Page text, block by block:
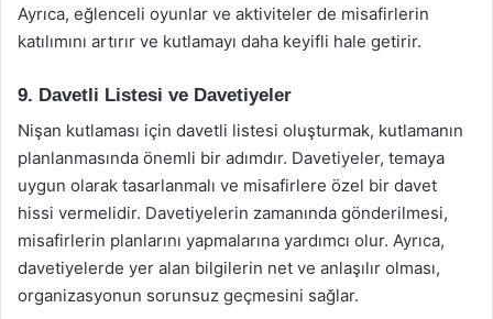
Ayrıca, eğlenceli oyunlar ve aktiviteler de misafirlerin
katılımını artırır ve kutlamayı daha keyifli hale getirir.
9. Davetli Listesi ve Davetiyeler
Nişan kutlaması için davetli listesi oluşturmak, kutlamanın
planlanmasında önemli bir adımdır. Davetiyeler, temaya
uygun olarak tasarlanmalı ve misafirlere özel bir davet
hissi vermelidir. Davetiyelerin zamanında gönderilmesi,
misafirlerin planlarını yapmalarına yardımcı olur. Ayrıca,
davetiyelerde yer alan bilgilerin net ve anlaşılır olması,
organizasyonun sorunsuz geçmesini sağlar.